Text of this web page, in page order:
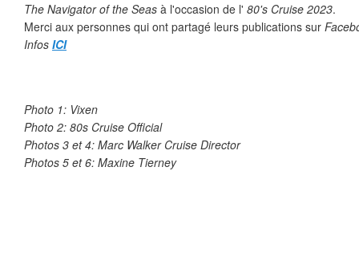
The Navigator of the Seas à l'occasion de l' 80's Cruise 2023.
Merci aux personnes qui ont partagé leurs publications sur
Infos ICI
Photo 1: Vixen
Photo 2: 80s Cruise Official
Photos 3 et 4: Marc Walker Cruise Director
Photos 5 et 6: Maxine Tierney